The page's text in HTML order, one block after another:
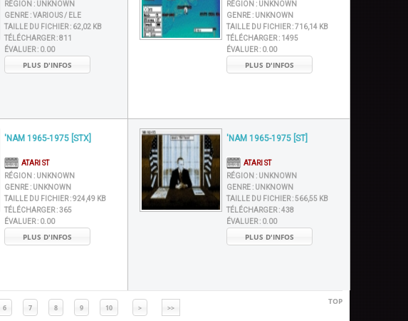
RÉGION : UNKNOWN
GENRE :VARIOUS / ELE
TAILLE DU FICHIER : 62,02 KB
TÉLÉCHARGER :811
ÉVALUER : 0.00
PLUS D'INFOS
RÉGION : UNKNOWN
GENRE : UNKNOWN
TAILLE DU FICHIER :716,14 KB
TÉLÉCHARGER : 1495
ÉVALUER : 0.00
PLUS D'INFOS
'NAM 1965-1975 [STX]
ATARI ST
RÉGION : UNKNOWN
GENRE : UNKNOWN
TAILLE DU FICHIER :924,49 KB
TÉLÉCHARGER :365
ÉVALUER : 0.00
PLUS D'INFOS
'NAM 1965-1975 [ST]
ATARI ST
RÉGION : UNKNOWN
GENRE : UNKNOWN
TAILLE DU FICHIER :566,55 KB
TÉLÉCHARGER :438
ÉVALUER : 0.00
PLUS D'INFOS
6 7 8 9 10 > >>
TOP